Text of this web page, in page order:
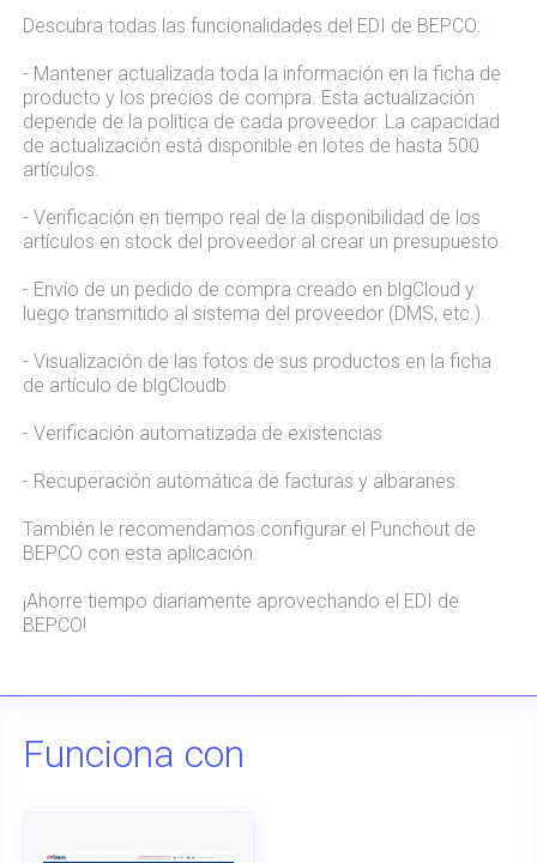
Descubra todas las funcionalidades del EDI de BEPCO:
- Mantener actualizada toda la información en la ficha de
producto y los precios de compra. Esta actualización
depende de la política de cada proveedor. La capacidad
de actualización está disponible en lotes de hasta 500
artículos.
- Verificación en tiempo real de la disponibilidad de los
artículos en stock del proveedor al crear un presupuesto.
- Envío de un pedido de compra creado en blgCloud y
luego transmitido al sistema del proveedor (DMS, etc.).
- Visualización de las fotos de sus productos en la ficha
de artículo de blgCloudb
- Verificación automatizada de existencias
- Recuperación automática de facturas y albaranes
También le recomendamos configurar el Punchout de
BEPCO con esta aplicación.
¡Ahorre tiempo diariamente aprovechando el EDI de
BEPCO!
Funciona con